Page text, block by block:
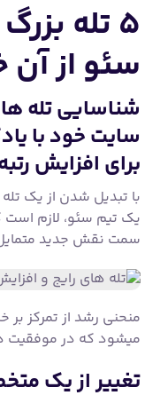
۵ تله
سئو از آن
شناسایی تله
سایت خود با
برای افزایش
با تبدیل شدن از یک
یک تیم سئو، لازم است
سمت نقش جدید متمایل
منحنی رشد از تمرکز
میشود که در
تغییر از یک